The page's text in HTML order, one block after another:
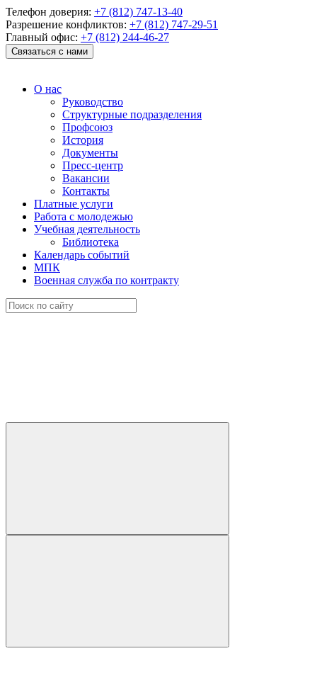
Телефон доверия: +7 (812) 747-13-40
Разрешение конфликтов: +7 (812) 747-29-51
Главный офис: +7 (812) 244-46-27
Связаться с нами
О нас
Руководство
Структурные подразделения
Профсоюз
История
Документы
Пресс-центр
Вакансии
Контакты
Платные услуги
Работа с молодежью
Учебная деятельность
Библиотека
Календарь событий
МПК
Военная служба по контракту